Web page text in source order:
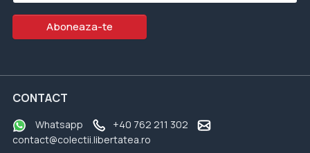
Aboneaza-te
CONTACT
Whatsapp
+40 762 211 302
contact@colectii.libertatea.ro